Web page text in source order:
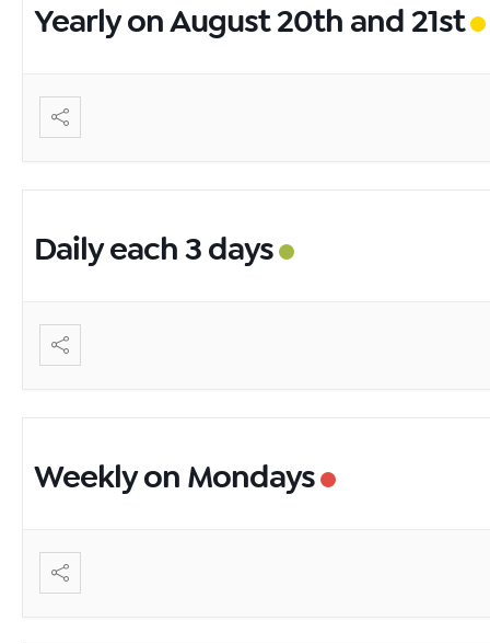
Yearly on August 20th and 21st
Daily each 3 days
Weekly on Mondays